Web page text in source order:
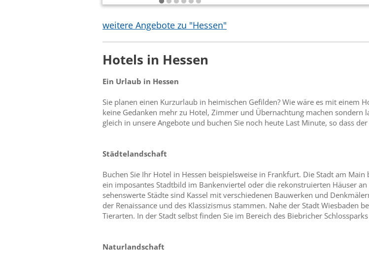
weitere Angebote zu "Hessen"
Hotels in Hessen
Ein Urlaub in Hessen
Sie planen einen Kurzurlaub in heimischen Gefilden? Wie wäre es mit einem
keine Gedanken mehr zu Hotel, Zimmer und Übernachtung machen sondern
gleich in unsere Angebote und buchen Sie noch heute Last Minute, so dass
Städtelandschaft
Buchen Sie Ihr Hotel in Hessen beispielsweise in Frankfurt. Die Stadt am
ein imposantes Stadtbild im Bankenviertel oder die rekonstruierten Häuser
sehenswerte Städte sind Kassel mit verschiedenen Bauwerken und
der Renaissance und des Klassizismus stammen. Nahe der Stadt Wiesbaden
Tierarten. In der Stadt selbst finden Sie im Bereich des Biebricher
Naturlandschaft